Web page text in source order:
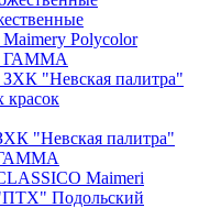
Polycolor
ГАММА
"Невская палитра"
красок
"Невская палитра"
ГАММА
Maimeri
Подольский